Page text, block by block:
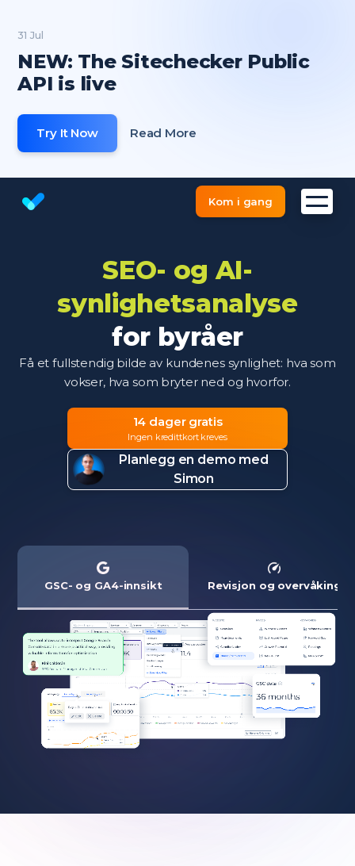
31 Jul
NEW: The Sitechecker Public
API is live
Try It Now Read More
Gratis SEO score | Website Checker
Kom i gang
SEO- og AI-
synlighetsanalyse
for byråer
Få et fullstendig bilde av kundenes synlighet: hva som
vokser, hva som bryter ned og hvorfor.
14 dager gratis
Ingen kredittkort kreves
Planlegg en demo med
Simon
GSC- og GA4-innsikt Revisjon og overvåking